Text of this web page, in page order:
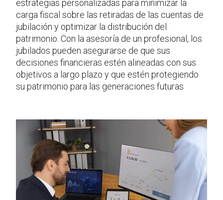
estrategias personalizadas para minimizar la
carga fiscal sobre las retiradas de las cuentas de
jubilación y optimizar la distribución del
patrimonio. Con la asesoría de un profesional, los
jubilados pueden asegurarse de que sus
decisiones financieras estén alineadas con sus
objetivos a largo plazo y que estén protegiendo
su patrimonio para las generaciones futuras